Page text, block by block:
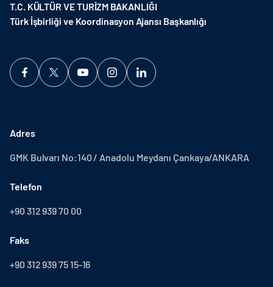
T.C. KÜLTÜR VE TURİZM BAKANLIĞI
Türk İşbirliği ve Koordinasyon Ajansı Başkanlığı
Adres
GMK Bulvarı No:140 / Anadolu Meydanı Çankaya/ANKARA
Telefon
+90 312 939 70 00
Faks
+90 312 939 75 15-16